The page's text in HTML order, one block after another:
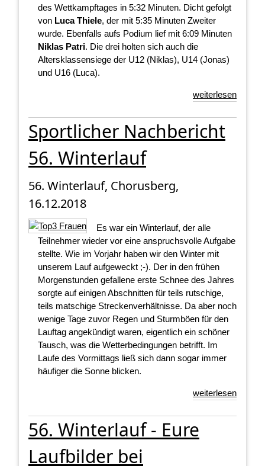
des Wettkampftages in 5:32 Minuten. Dicht gefolgt
von Luca Thiele, der mit 5:35 Minuten Zweiter
wurde. Ebenfalls aufs Podium lief mit 6:09 Minuten
Niklas Patri. Die drei holten sich auch die
Altersklassensiege der U12 (Niklas), U14 (Jonas)
und U16 (Luca).
weiterlesen
Sportlicher Nachbericht
56. Winterlauf
56. Winterlauf, Chorusberg,
16.12.2018
Es war ein Winterlauf, der alle
Teilnehmer wieder vor eine anspruchsvolle Aufgabe
stellte. Wie im Vorjahr haben wir den Winter mit
unserem Lauf aufgeweckt ;-). Der in den frühen
Morgenstunden gefallene erste Schnee des Jahres
sorgte auf einigen Abschnitten für teils rutschige,
teils matschige Streckenverhältnisse. Da aber noch
wenige Tage zuvor Regen und Sturmböen für den
Lauftag angekündigt waren, eigentlich ein schöner
Tausch, was die Wetterbedingungen betrifft. Im
Laufe des Vormittags ließ sich dann sogar immer
häufiger die Sonne blicken.
weiterlesen
56. Winterlauf - Eure
Laufbilder bei